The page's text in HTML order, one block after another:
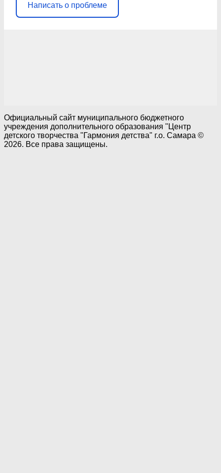
Написать о проблеме
Официальный сайт муниципального бюджетного
учреждения дополнительного образования "Центр
детского творчества "Гармония детства" г.о. Самара ©
2026. Все права защищены.